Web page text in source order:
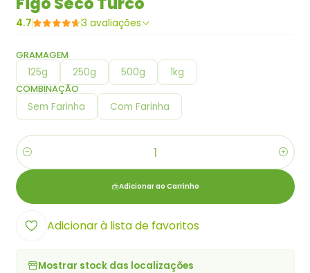
4.7 3 avaliações
GRAMAGEM
125g 250g 500g 1kg
COMBINAÇÃO
Sem Farinha Com Farinha
Quantidade
Adicionar ao Carrinho
Adicionar à lista de favoritos
Mostrar stock das localizações